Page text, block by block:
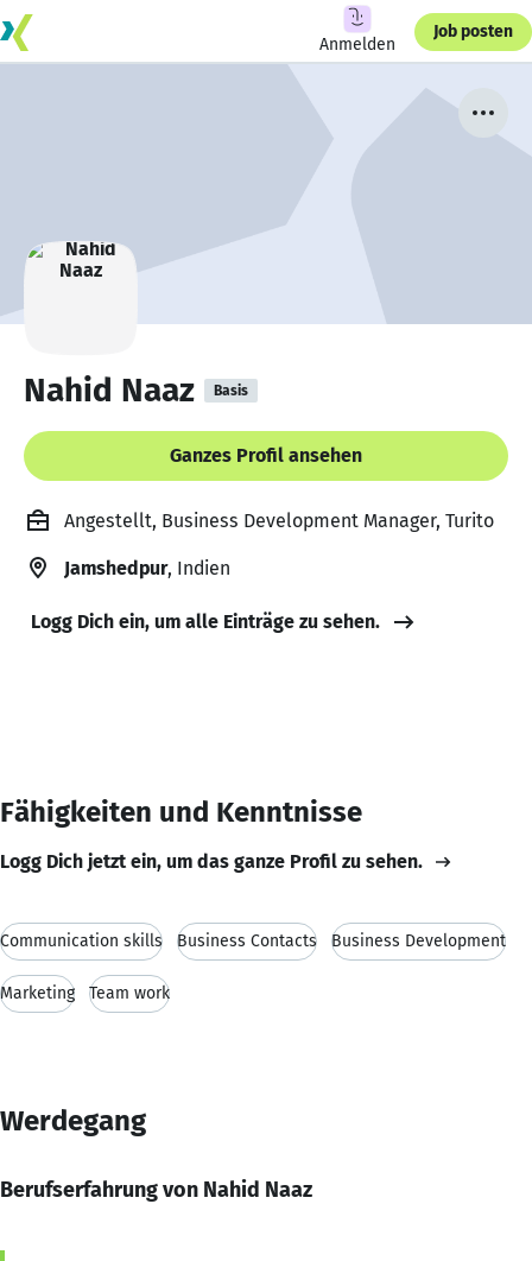
Anmelden
Job posten
Nahid Naaz Basis
Ganzes Profil ansehen
Angestellt, Business Development Manager, Turito
Jamshedpur, Indien
Logg Dich ein, um alle Einträge zu sehen.
Fähigkeiten und Kenntnisse
Logg Dich jetzt ein, um das ganze Profil zu sehen.
Communication skills Business Contacts Business Development
Marketing Team work
Werdegang
Berufserfahrung von Nahid Naaz